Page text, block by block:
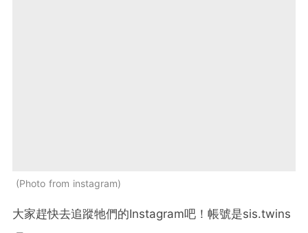
Photo from instagram
大家趕快去追蹤牠們的Instagram吧！帳號是sis.twins